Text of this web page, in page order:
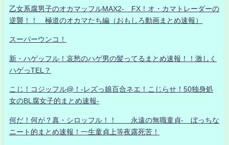
乙女系腐男子のオカマッフルMAX2- FX！オ・カマトレーダーの
逆襲！！ 極道のオカマたち編（おもしろ動画まとめ速報）
スーパーウンコ！
新・ハゲッフル！哀愁のハゲ男の髪ってるまとめ速報！！激しく
ハゲっTEL？
こじ！コジッフル@！-レズっ娘百合ネエ！こじらせ！50独身処
女のBL腐女子的まとめ速報-
何だ！何が？真・シロッフル！！ 永遠の無職童貞- ぼっちな
ニート的まとめ速報！一生童貞上等夜露死苦！